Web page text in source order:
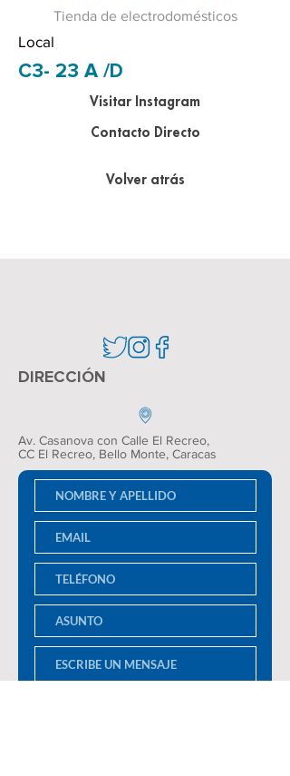
Tienda de electrodomésticos
Local
C3- 23 A /D
Visitar Instagram
Contacto Directo
Volver atrás
DIRECCIÓN
Av. Casanova con Calle El Recreo,
CC El Recreo, Bello Monte, Caracas